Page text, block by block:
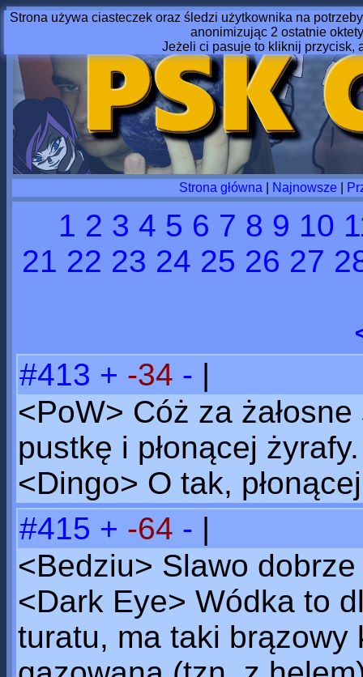
Strona używa ciasteczek oraz śledzi użytkownika na
anonimizując 2 ostatnie
Jeżeli ci pasuje to kliknij przycisk,
Strona główna Najnowsze|
1 2 3 4 5 6 7 8 9 10
21 22 23 24 25 26 27
#413 + -34 - |
<PoW> Cóż za
pustkę i płonącej żyrafy.
<Dingo> O tak,
#415 + -64 - |
<Bedziu> Slawo
<Dark Eye> Wódka to
turatu, ma taki